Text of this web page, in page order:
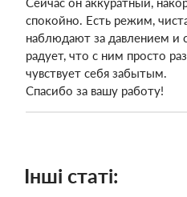
спокойно. Есть режим,
наблюдают за давлением и
радует, что с ним просто
чувствует себя забытым.
Спасибо за вашу работу!
Інші статі: